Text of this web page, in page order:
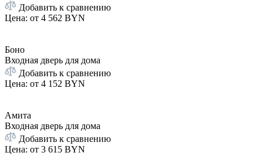
Добавить к сравнению
Цена: от 4 562 BYN
Боно
Входная дверь для дома
Добавить к сравнению
Цена: от 4 152 BYN
Амита
Входная дверь для дома
Добавить к сравнению
Цена: от 3 615 BYN